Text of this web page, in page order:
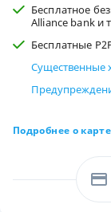
Бесплатное
Alliance bank и
Бесплатные
Существенные
Подробнее о карте